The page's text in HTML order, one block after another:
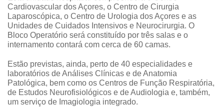
Cardiovascular dos Açores, o Centro de Cirurgia
Laparoscópica, o Centro de Urologia dos Açores e as
Unidades de Cuidados Intensivos e Neurocirurgia. O
Bloco Operatório será constituído por três salas e o
internamento contará com cerca de 60 camas.
Estão previstas, ainda, perto de 40 especialidades e
laboratórios de Análises Clínicas e de Anatomia
Patológica, bem como os Centros de Função Respiratória,
de Estudos Neurofisiológicos e de Audiologia e, também,
um serviço de Imagiologia integrado.